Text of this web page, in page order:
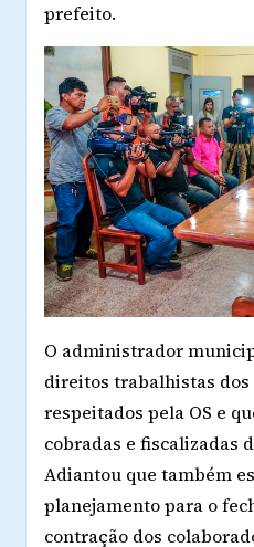
prefeito.
O administrador
direitos trabalhistas
respeitados pela OS e
cobradas e fiscalizadas
Adiantou que também
planejamento para o
contração dos